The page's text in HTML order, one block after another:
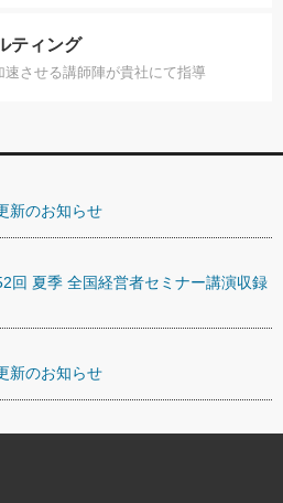
ティング
速させる講師陣が貴社にて指導
新のお知らせ
回 夏季 全国経営者セミナー講演収録
新のお知らせ